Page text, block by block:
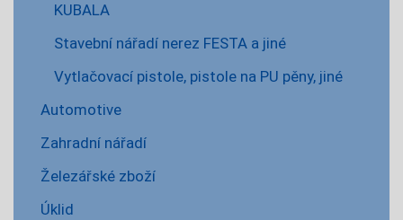
KUBALA
Stavební nářadí nerez FESTA a jiné
Vytlačovací pistole, pistole na PU pěny, jiné
Automotive
Zahradní nářadí
Železářské zboží
Úklid